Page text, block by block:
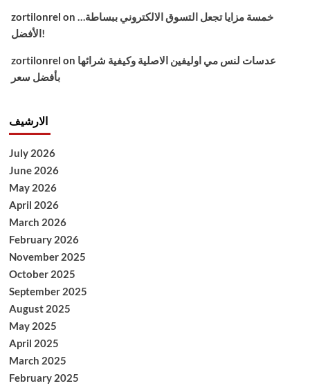
zortilonrel on خمسة مزايا تجعل التسوق الالكتروني ببساطة…
الأفضل!
zortilonrel on عدسات لنس مي اوليفين الاصلية وكيفية شرائها
بأفضل سعر
الارشيف
July 2026
June 2026
May 2026
April 2026
March 2026
February 2026
November 2025
October 2025
September 2025
August 2025
May 2025
April 2025
March 2025
February 2025